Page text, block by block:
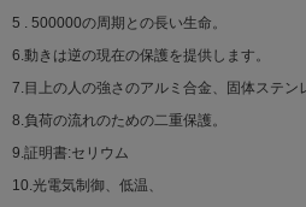
5 . 500000の周期との長い生命。
6.動きは逆の現在の保護を提供します。
7.目上の人の強さのアルミ合金、固体ステン
8.負荷の流れのための二重保護。
9.証明書:セリウム
10.光電気制御、低温、